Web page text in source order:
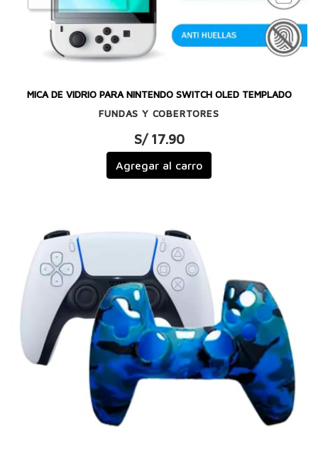
MICA DE VIDRIO PARA NINTENDO SWITCH OLED TEMPLADO
FUNDAS Y COBERTORES
S/ 17.90
Agregar al carro